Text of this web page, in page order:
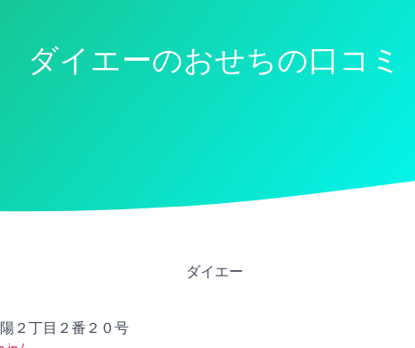
ダイエーのおせちの口コミ
ダイエー
２丁目２番２０号